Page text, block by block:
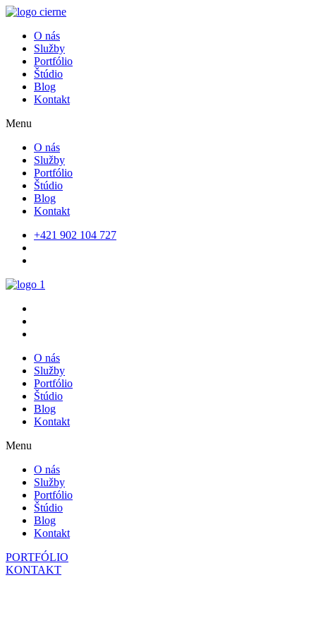
O nás
Služby
Portfólio
Štúdio
Blog
Kontakt
Menu
O nás
Služby
Portfólio
Štúdio
Blog
Kontakt
+421 902 104 727
O nás
Služby
Portfólio
Štúdio
Blog
Kontakt
Menu
O nás
Služby
Portfólio
Štúdio
Blog
Kontakt
PORTFÓLIO
KONTAKT